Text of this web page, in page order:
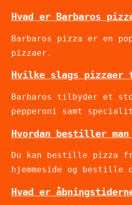
Hvad er Barbaros
Barbaros pizza er en
pizzaer.
Hvilke slags pizzaer
Barbaros tilbyder et
pepperoni samt
Hvordan bestiller
Du kan bestille pizza
hjemmeside og bestille
Hvad er